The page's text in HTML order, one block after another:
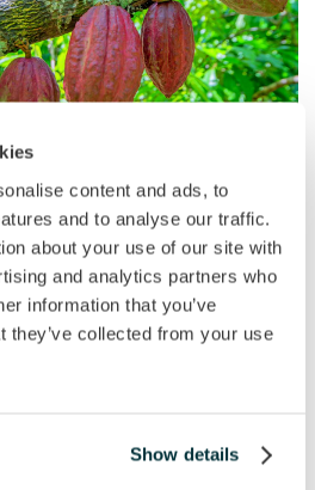
content and ads, to
and to analyse our traffic.
about your use of our site with
and analytics partners who
information that you’ve
they’ve collected from your use
Show details
del objetivo